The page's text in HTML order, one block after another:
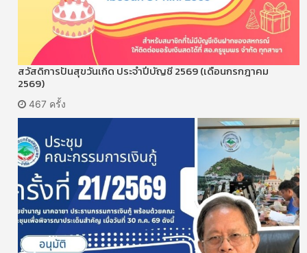
สวัสดิการปันสุขวันเกิด ประจำปีบัญชี 2569 (เดือนกรกฎาคม
2569)
467 ครั้ง